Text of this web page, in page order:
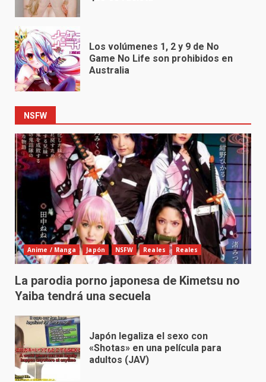
Los volúmenes 1, 2 y 9 de No
Game No Life son prohibidos en
Australia
NSFW
Anime / Manga Japón NSFW Reales Reales
La parodia porno japonesa de Kimetsu no
Yaiba tendrá una secuela
Japón legaliza el sexo con
«Shotas» en una película para
adultos (JAV)